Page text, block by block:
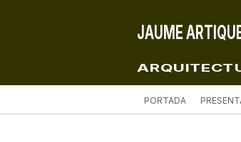
JAUME
PORTADA